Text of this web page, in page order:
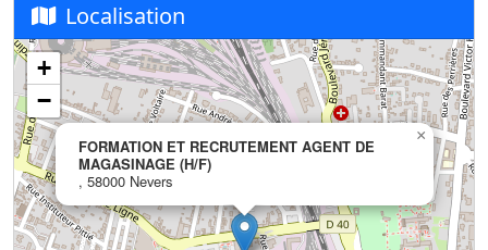
Localisation
FORMATION ET RECRUTEMENT AGENT DE
MAGASINAGE (H/F)
, 58000 Nevers
×
+
−